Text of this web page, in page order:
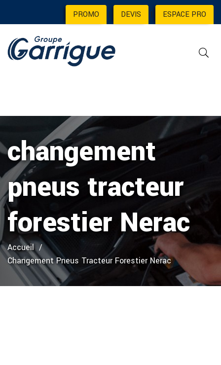
PROMO | DEVIS | ESPACE PRO
changement
pneus tracteur
forestier Nerac
Accueil
Changement Pneus Tracteur Forestier Nerac